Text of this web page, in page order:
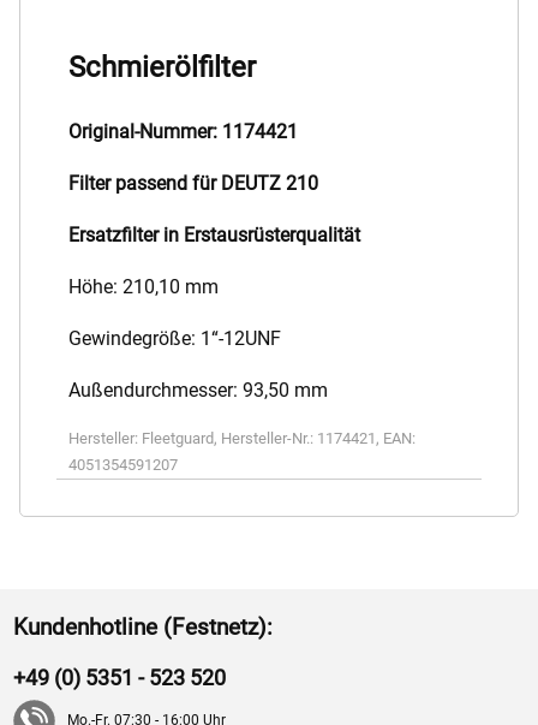
Schmierölfilter
Original-Nummer: 1174421
Filter passend für DEUTZ 210
Ersatzfilter in Erstausrüsterqualität
Höhe: 210,10 mm
Gewindegröße: 1“-12UNF
Außendurchmesser: 93,50 mm
Hersteller: Fleetguard , Hersteller-Nr.: 1174421 , EAN:
4051354591207
Kundenhotline (Festnetz):
+49 (0) 5351 - 523 520
Mo.-Fr. 07:30 - 16:00 Uhr